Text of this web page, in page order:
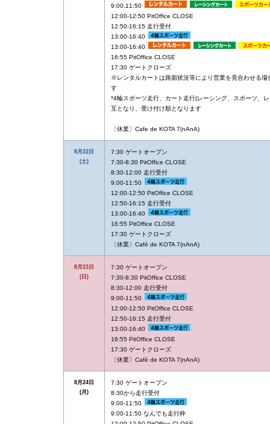
9:00₋11:50
12:00-12:50 PitOffice CLOSE
12:50-16:15 走行受付
13:00-16:40
13:00-16:40
16:55 PitOffice CLOSE
17:30 ゲートクローズ
※レンタルカートは路面状況等により営業を見合わせる場
す
*4輪スポーツ走行、カート走行(レーシング、スポーツ、
互となり、受け付け順となります
〔休業〕Cafe de KOTA 7(nAnA)
8月22日
(土)
7:30 ゲートオープン
7:30-8:30 PitOffice CLOSE
8:30-12:00 走行受付
9:00-11:50
12:00-12:50 PitOffice CLOSE
12:50-16:15 走行受付
13:00-16:40
16:55 PitOffice CLOSE
17:30 ゲートクローズ
〔休業〕Café de KOTA 7(nAnA)
8月23日
(日)
7:30 ゲートオープン
7:30-8:30 PitOffice CLOSE
8:30-12:00 走行受付
9:00-11:50
12:00-12:50 PitOffice CLOSE
12:50-16:15 走行受付
13:00-16:40
16:55 PitOffice CLOSE
17:30 ゲートクローズ
〔休業〕Café de KOTA 7(nAnA)
8月24日
(月)
7:30 ゲートオープン
8:30から走行受付
9:00-11:50
9:00-11:50 なんでも走行枠